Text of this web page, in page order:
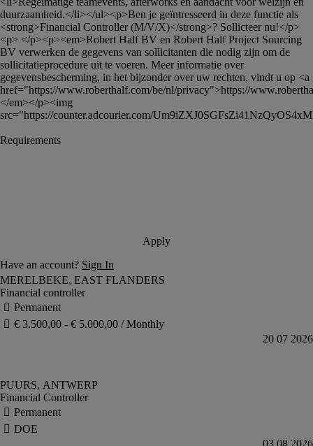
duurzaamheid.</li></ul><p>Ben je geïntresseerd in deze functie als
<strong>Financial Controller (M/V/X)</strong>? Sollicteer nu!</p>
<p> </p><p><em>Robert Half BV en Robert Half Project Sourcing
BV verwerken de gegevens van sollicitanten die nodig zijn om de
sollicitatieprocedure uit te voeren. Meer informatie over
gegevensbescherming, in het bijzonder over uw rechten, vindt u op <a
href="https://www.roberthalf.com/be/nl/privacy">https://
</em></p><img
src="https://counter.adcourier.com/
Financial controller
Financial Controller